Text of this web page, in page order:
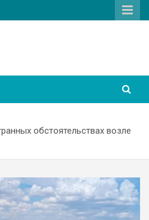
обстоятельствах возле